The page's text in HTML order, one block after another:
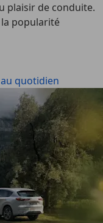
plaisir de conduite.
popularité
quotidien